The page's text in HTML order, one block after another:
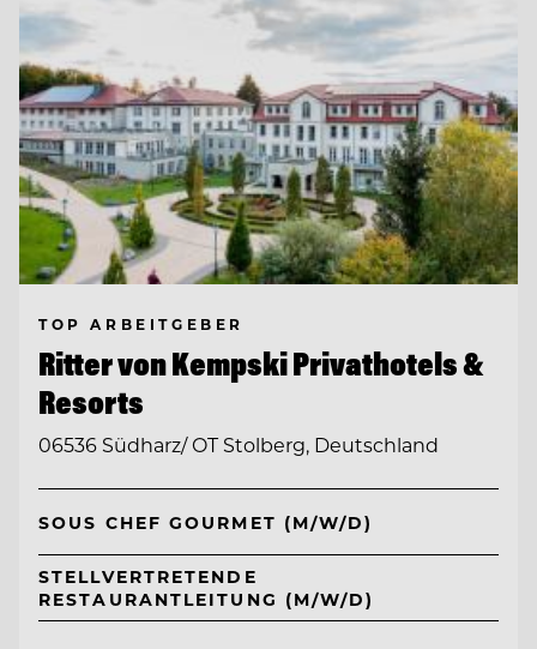
TOP ARBEITGEBER
Ritter von Kempski Privathotels &
Resorts
06536 Südharz/ OT Stolberg, Deutschland
SOUS CHEF GOURMET (M/W/D)
STELLVERTRETENDE
RESTAURANTLEITUNG (M/W/D)